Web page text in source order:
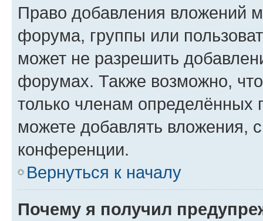
Право добавления вложений
форума, группы или
может не разрешить
форумах. Также возможно,
только членам определённых
можете добавлять вложения,
конференции.
Вернуться к началу
Почему я получил